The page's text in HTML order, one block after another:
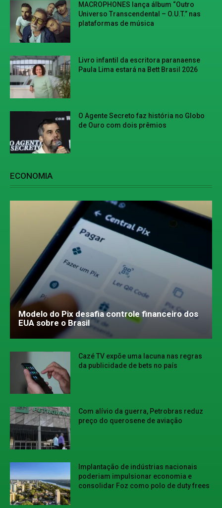
MACROPHONES lança álbum “Outro
Universo Transcendental – O.U.T.” nas
plataformas de música
Livro infantil da escritora paranaense
Paula Lima estará na Bett Brasil 2026
O Agente Secreto faz história no Globo
de Ouro com dois prêmios
ECONOMIA
Modelo do Pix desafia controle financeiro dos
EUA sobre o Brasil
Cazé TV expõe uma lacuna nas regras
da publicidade de bets no país
Com alívio da guerra, Petrobras reduz
preço do querosene de aviação
Implantação de indústrias nacionais
poderiam impulsionar economia e
consolidar Foz como polo de duty frees